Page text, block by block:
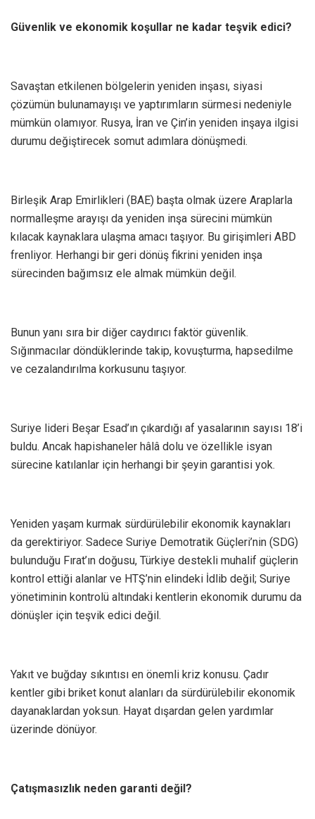
Güvenlik ve ekonomik koşullar ne kadar teşvik edici?
Savaştan etkilenen bölgelerin yeniden inşası, siyasi
çözümün bulunamayışı ve yaptırımların sürmesi nedeniyle
mümkün olamıyor. Rusya, İran ve Çin’in yeniden inşaya ilgisi
durumu değiştirecek somut adımlara dönüşmedi.
Birleşik Arap Emirlikleri (BAE) başta olmak üzere Araplarla
normalleşme arayışı da yeniden inşa sürecini mümkün
kılacak kaynaklara ulaşma amacı taşıyor. Bu girişimleri ABD
frenliyor. Herhangi bir geri dönüş fikrini yeniden inşa
sürecinden bağımsız ele almak mümkün değil.
Bunun yanı sıra bir diğer caydırıcı faktör güvenlik.
Sığınmacılar döndüklerinde takip, kovuşturma, hapsedilme
ve cezalandırılma korkusunu taşıyor.
Suriye lideri Beşar Esad’ın çıkardığı af yasalarının sayısı 18’i
buldu. Ancak hapishaneler hâlâ dolu ve özellikle isyan
sürecine katılanlar için herhangi bir şeyin garantisi yok.
Yeniden yaşam kurmak sürdürülebilir ekonomik kaynakları
da gerektiriyor. Sadece Suriye Demotratik Güçleri’nin (SDG)
bulunduğu Fırat’ın doğusu, Türkiye destekli muhalif güçlerin
kontrol ettiği alanlar ve HTŞ’nin elindeki İdlib değil; Suriye
yönetiminin kontrolü altındaki kentlerin ekonomik durumu da
dönüşler için teşvik edici değil.
Yakıt ve buğday sıkıntısı en önemli kriz konusu. Çadır
kentler gibi briket konut alanları da sürdürülebilir ekonomik
dayanaklardan yoksun. Hayat dışardan gelen yardımlar
üzerinde dönüyor.
Çatışmasızlık neden garanti değil?